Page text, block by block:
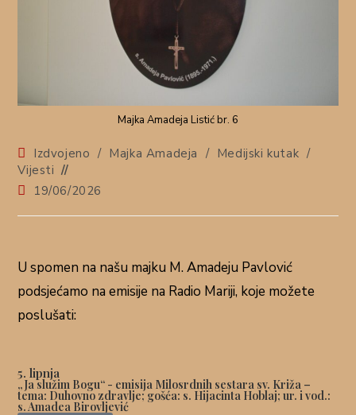
Majka Amadeja Listić br. 6
Izdvojeno / Majka Amadeja / Medijski kutak /
Vijesti
19/06/2026
U spomen na našu majku M. Amadeju Pavlović
podsjećamo na emisije na Radio Mariji, koje možete
poslušati:
5. lipnja
„Ja služim Bogu“ - emisija Milosrdnih sestara sv. Križa –
tema: Duhovno zdravlje; gošća: s. Hijacinta Hoblaj; ur. i vod.:
s. Amadea Birovljević